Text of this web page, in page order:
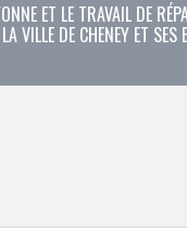
ET LE TRAVAIL DE
VILLE DE CHENEY ET